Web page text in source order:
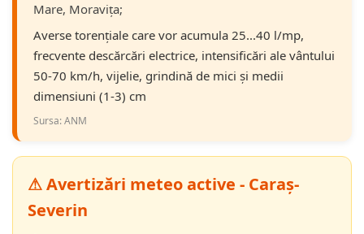
Mare, Moravița;
Averse torențiale care vor acumula 25...40 l/mp,
frecvente descărcări electrice, intensificări ale vântului
50-70 km/h, vijelie, grindină de mici și medii
dimensiuni (1-3) cm
Sursa: ANM
⚠ Avertizări meteo active - Caraș-
Severin